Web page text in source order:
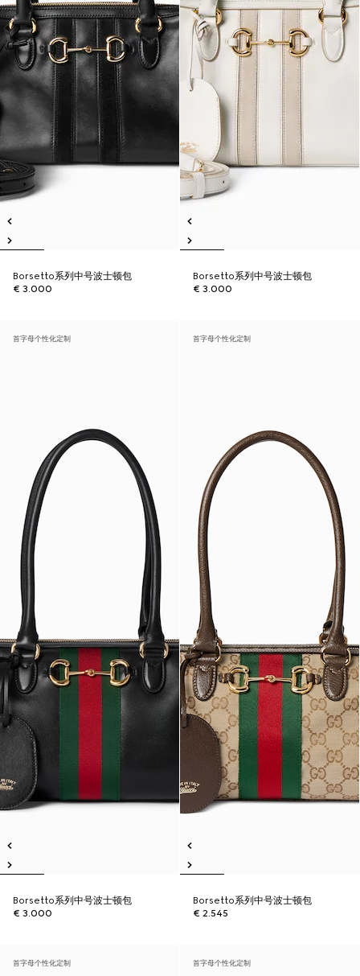
Borsetto系列中号波士顿包
€ 3.000
Borsetto系列中号波士顿包
€ 3.000
首字母个性化定制
Borsetto系列中号波士顿包
€ 3.000
首字母个性化定制
Borsetto系列中号波士顿包
€ 2.545
首字母个性化定制 首字母个性化定制